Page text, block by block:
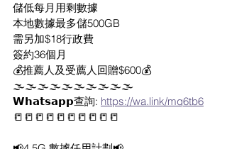
儲低每月用剩數據
本地數據最多儲500GB
需另加$18行政費
簽約36個月
💰推薦人及受薦人回贈$600💰
🌫️🌫️🌫️🌫️🌫️🌫️🌫️🌫️🌫️🌫️
𝗪𝗵𝗮𝘁𝘀𝗮𝗽𝗽查詢: https://wa.link/mq6tb6
📒📒📒📒📒📒📒📒📒📒